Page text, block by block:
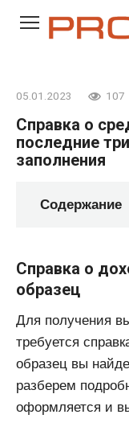
05.01.2023 107
Справка о
последние
заполнения
Содержание
Справка о
образец
Для получения
требуется
образец вы
разберем
оформляется и